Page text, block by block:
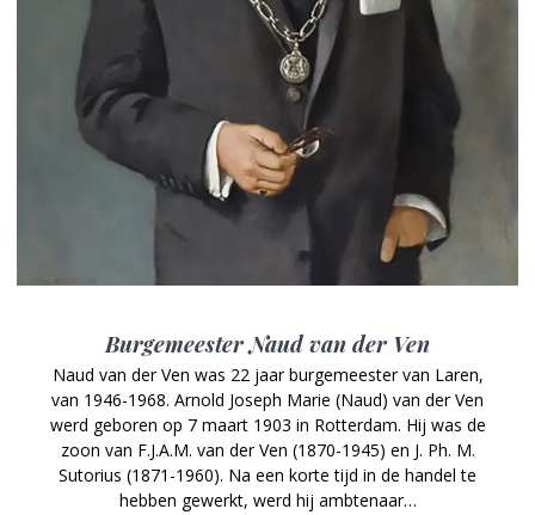
Burgemeester Naud van der Ven
Naud van der Ven was 22 jaar burgemeester van Laren,
van 1946-1968. Arnold Joseph Marie (Naud) van der Ven
werd geboren op 7 maart 1903 in Rotterdam. Hij was de
zoon van F.J.A.M. van der Ven (1870-1945) en J. Ph. M.
Sutorius (1871-1960). Na een korte tijd in de handel te
hebben gewerkt, werd hij ambtenaar…